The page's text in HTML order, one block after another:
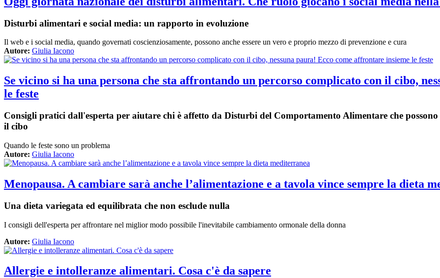
Disturbi alimentari e social media: un rapporto in evoluzione
Il web e i social media, quando governati coscienziosamente, possono anche essere un vero e proprio mezzo di prevenzione e cura
Autore: Giulia Iacono
Se vicino si ha una persona che sta affrontando un percorso complicato con il cibo,
le feste
Consigli pratici dall'esperta per aiutare chi è affetto da Disturbi del Comportamento Alimentare che
il cibo
Quando le feste sono un problema
Autore: Giulia Iacono
Menopausa. A cambiare sarà anche l’alimentazione e a tavola vince sempre la dieta
Una dieta variegata ed equilibrata che non esclude nulla
I consigli dell'esperta per affrontare nel miglior modo possibile l'inevitabile cambiamento ormonale della donna
Autore: Giulia Iacono
Allergie e intolleranze alimentari. Cosa c'è da sapere